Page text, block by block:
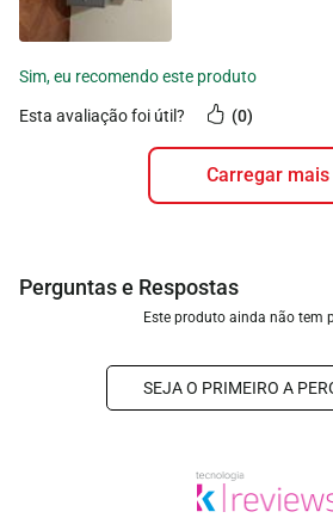
esta avaliação foi útil? 0
carregar mais
Este produto ainda não tem
SEJA O PRIMEIRO A